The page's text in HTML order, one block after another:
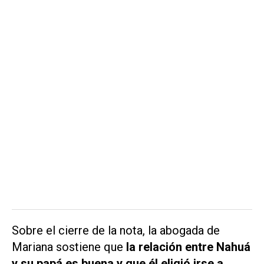
Sobre el cierre de la nota, la abogada de
Mariana sostiene que la relación entre Nahuá